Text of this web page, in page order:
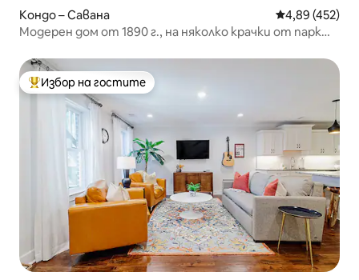
Кондо – Савана Средна
4,89 (452)
Модерен дом от 1890 г., на няколко крачки от парк
Най-популярен избор на гостите
Избор на гостите